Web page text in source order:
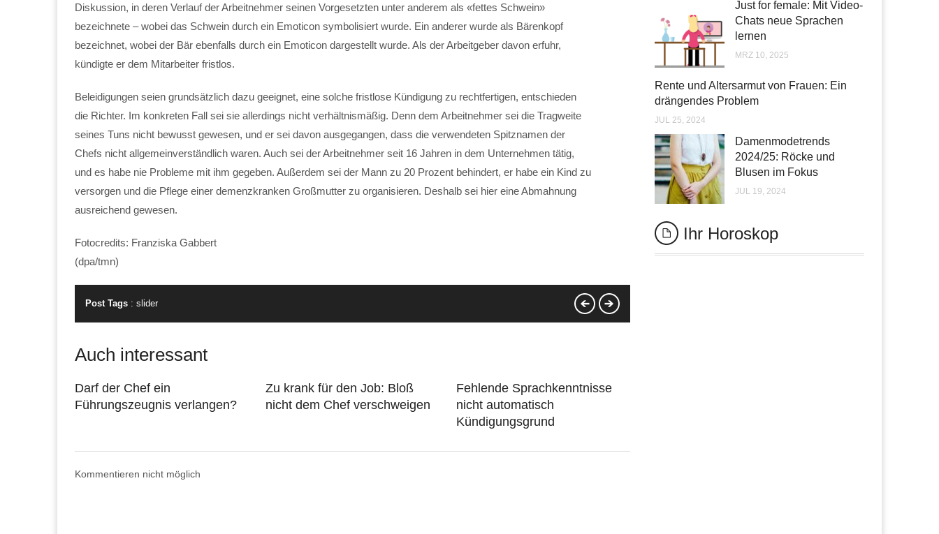
Diskussion, in deren Verlauf der Arbeitnehmer seinen Vorgesetzten unter anderem als «fettes Schwein»
bezeichnete – wobei das Schwein durch ein Emoticon symbolisiert wurde. Ein anderer wurde als Bärenkopf
bezeichnet, wobei der Bär ebenfalls durch ein Emoticon dargestellt wurde. Als der Arbeitgeber davon erfuhr,
kündigte er dem Mitarbeiter fristlos.
Beleidigungen seien grundsätzlich dazu geeignet, eine solche fristlose Kündigung zu rechtfertigen, entschieden
die Richter. Im konkreten Fall sei sie allerdings nicht verhältnismäßig. Denn dem Arbeitnehmer sei die Tragweite
seines Tuns nicht bewusst gewesen, und er sei davon ausgegangen, dass die verwendeten Spitznamen der
Chefs nicht allgemeinverständlich waren. Auch sei der Arbeitnehmer seit 16 Jahren in dem Unternehmen tätig,
und es habe nie Probleme mit ihm gegeben. Außerdem sei der Mann zu 20 Prozent behindert, er habe ein Kind zu
versorgen und die Pflege einer demenzkranken Großmutter zu organisieren. Deshalb sei hier eine Abmahnung
ausreichend gewesen.
Fotocredits: Franziska Gabbert
(dpa/tmn)
Post Tags : slider
Auch interessant
Darf der Chef ein
Führungszeugnis verlangen?
Zu krank für den Job: Bloß
nicht dem Chef verschweigen
Fehlende Sprachkenntnisse
nicht automatisch
Kündigungsgrund
Kommentieren nicht möglich
Just for female: Mit Video-
Chats neue Sprachen
lernen
MRZ 10, 2025
Rente und Altersarmut von Frauen: Ein
drängendes Problem
JUL 25, 2024
Damenmodetrends
2024/25: Röcke und
Blusen im Fokus
JUL 19, 2024
Ihr Horoskop